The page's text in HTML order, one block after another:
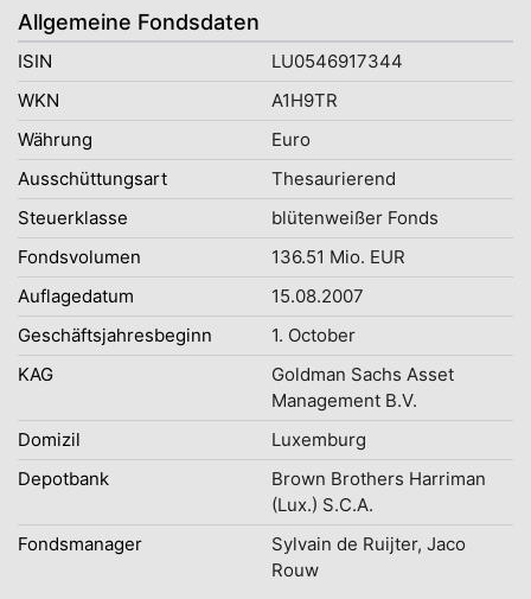
Allgemeine Fondsdaten
ISIN
LU0546917344
WKN
A1H9TR
Währung
Euro
Ausschüttungsart
Thesaurierend
Steuerklasse
blütenweißer Fonds
Fondsvolumen
136.51 Mio. EUR
Auflagedatum
15.08.2007
Geschäftsjahresbeginn
1. October
KAG
Goldman Sachs Asset
Management B.V.
Domizil
Luxemburg
Depotbank
Brown Brothers Harriman
(Lux.) S.C.A.
Fondsmanager
Sylvain de Ruijter, Jaco
Rouw